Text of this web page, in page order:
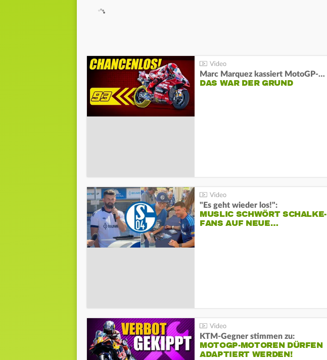
Marc Marquez kassiert MotoGP-Sprint-Schlappe:
DAS WAR DER GRUND
"Es geht wieder los!":
MUSLIC SCHWÖRT SCHALKE-
FANS AUF NEUE…
KTM-Gegner stimmen zu:
MOTOGP-MOTOREN DÜRFEN
ADAPTIERT WERDEN!